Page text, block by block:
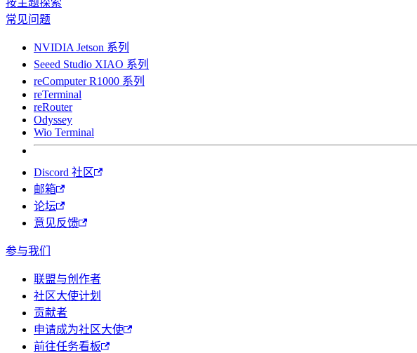
按主题探索
常见问题
NVIDIA Jetson 系列
Seeed Studio XIAO 系列
reComputer R1000 系列
reTerminal
reRouter
Odyssey
Wio Terminal
Discord 社区
邮箱
论坛
意见反馈
参与我们
联盟与创作者
社区大使计划
贡献者
申请成为社区大使
前往任务看板